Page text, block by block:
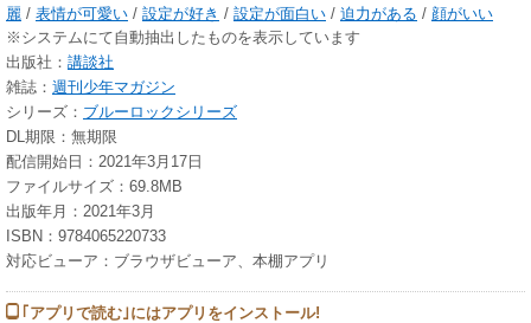
麗 / 表情が可愛い / 設定が好き / 設定が面白い / 迫力がある / 顔がいい
※システムにて自動抽出したものを表示しています
出版社： 講談社
雑誌： 週刊少年マガジン
シリーズ： ブルーロックシリーズ
DL期限：無期限
配信開始日：2021年3月17日
ファイルサイズ：69.8MB
出版年月：2021年3月
ISBN：9784065220733
対応ビューア：ブラウザビューア、本棚アプリ
｢アプリで読む｣にはアプリをインストール!